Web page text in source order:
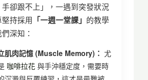
手卻跟不上」，一遇到突發狀況
持採用 「一週一堂課」 的教學
深知：
肌肉記憶 (Muscle Memory)： 尤
咖啡拉花與手沖穩定度，需要時